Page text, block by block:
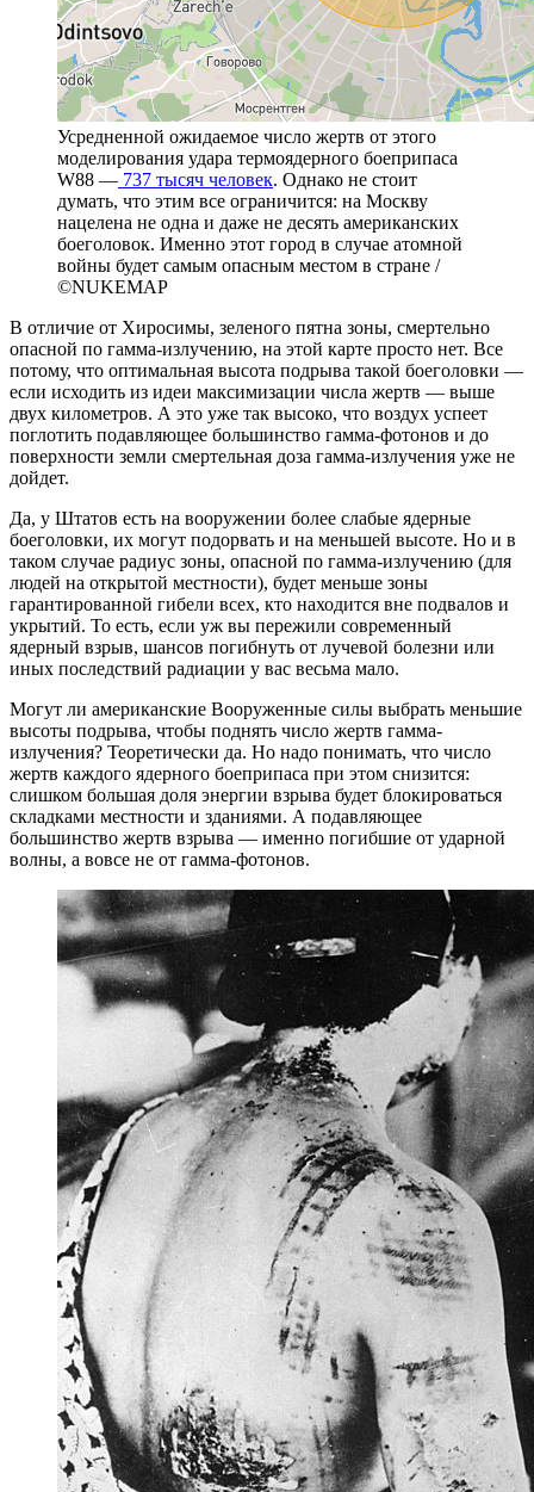
Усредненной ожидаемое число жертв от этого
моделирования удара термоядерного боеприпаса
W88 — 737 тысяч человек. Однако не стоит
думать, что этим все ограничится: на Москву
нацелена не одна и даже не десять американских
боеголовок. Именно этот город в случае атомной
войны будет самым опасным местом в стране /
©NUKEMAP
В отличие от Хиросимы, зеленого пятна зоны, смертельно
опасной по гамма-излучению, на этой карте просто нет. Все
потому, что оптимальная высота подрыва такой боеголовки —
если исходить из идеи максимизации числа жертв — выше
двух километров. А это уже так высоко, что воздух успеет
поглотить подавляющее большинство гамма-фотонов и до
поверхности земли смертельная доза гамма-излучения уже не
дойдет.
Да, у Штатов есть на вооружении более слабые ядерные
боеголовки, их могут подорвать и на меньшей высоте. Но и в
таком случае радиус зоны, опасной по гамма-излучению (для
людей на открытой местности), будет меньше зоны
гарантированной гибели всех, кто находится вне подвалов и
укрытий. То есть, если уж вы пережили современный
ядерный взрыв, шансов погибнуть от лучевой болезни или
иных последствий радиации у вас весьма мало.
Могут ли американские Вооруженные силы выбрать меньшие
высоты подрыва, чтобы поднять число жертв гамма-
излучения? Теоретически да. Но надо понимать, что число
жертв каждого ядерного боеприпаса при этом снизится:
слишком большая доля энергии взрыва будет блокироваться
складками местности и зданиями. А подавляющее
большинство жертв взрыва — именно погибшие от ударной
волны, а вовсе не от гамма-фотонов.